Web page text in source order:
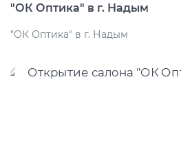
"ОК Оптика" в г. Надым
"ОК Оптика" в г. Надым